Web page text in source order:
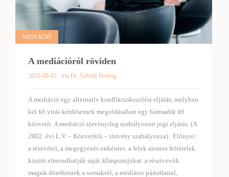
MEDIÁCIÓ
A mediációról röviden
2016-08-02 írta Dr. Asbóth Hedvig
A mediáció egy alternatív konfliktuskezelési eljárás, melyben
két fél vitás kérdéseinek megoldásában egy harmadik fél
közvetít. A mediáció törvényileg szabályozott jogi eljárás. (A
2002. évi L.V. – Közvetítői – törvény szabályozza) Előnyei:
a részvétel, a megegyezés önkéntes. a felek azonos feltételek
között elmondhatják saját álláspontjukat. a résztvevők
maguk dönthetnek a sorsukról, a mediátor pártatlanul,